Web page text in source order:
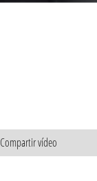
Compartir vídeo